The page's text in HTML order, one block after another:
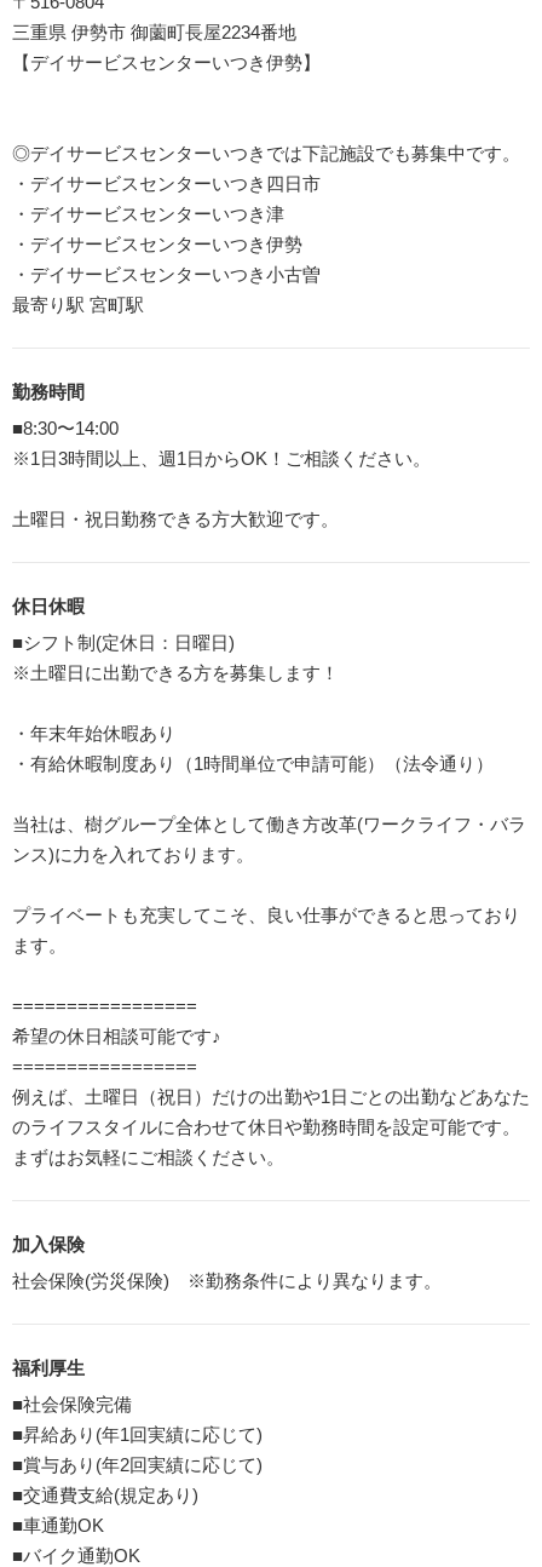
三重県 伊勢市 御薗町長屋2234番地
【デイサービスセンターいつき伊勢】
◎デイサービスセンターいつきでは下記施設でも募集中です。
・デイサービスセンターいつき四日市
・デイサービスセンターいつき津
・デイサービスセンターいつき伊勢
・デイサービスセンターいつき小古曽
最寄り駅 宮町駅
勤務時間
■8:30〜14:00
※1日3時間以上、週1日からOK！ご相談ください。
土曜日・祝日勤務できる方大歓迎です。
休日休暇
■シフト制(定休日：日曜日)
※土曜日に出勤できる方を募集します！
・年末年始休暇あり
・有給休暇制度あり（1時間単位で申請可能）（法令通り）
当社は、樹グループ全体として働き方改革(ワークライフ・バラ
ンス)に力を入れております。
プライベートも充実してこそ、良い仕事ができると思っており
ます。
=================
希望の休日相談可能です♪
=================
例えば、土曜日（祝日）だけの出勤や1日ごとの出勤などあなた
のライフスタイルに合わせて休日や勤務時間を設定可能です。
まずはお気軽にご相談ください。
加入保険
社会保険(労災保険) ※勤務条件により異なります。
福利厚生
■社会保険完備
■昇給あり(年1回実績に応じて)
■賞与あり(年2回実績に応じて)
■交通費支給(規定あり)
■車通勤OK
■バイク通勤OK